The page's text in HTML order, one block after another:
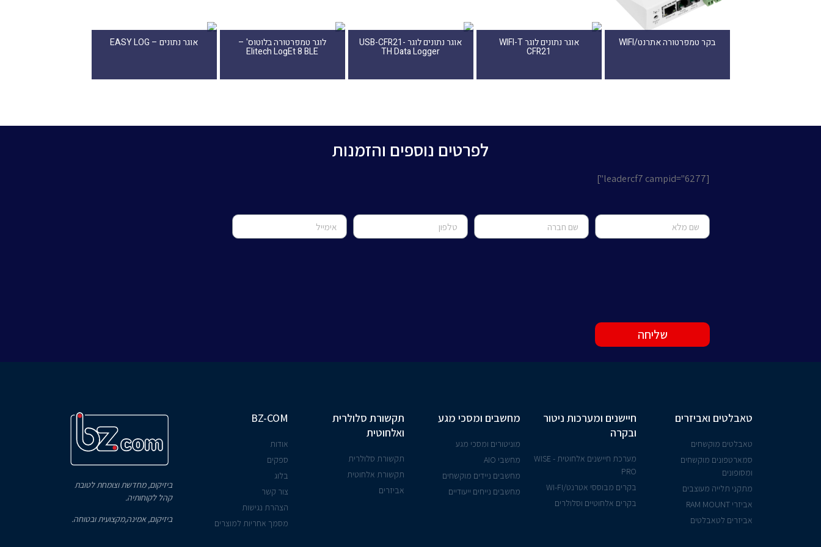
בקר טמפרטורה אתרנט/WIFI אוגר נתונים לוגר WIFI-T
CFR21
אוגר נתונים לוגר USB-CFR21-
TH Data Logger
לוגר טמפרטורה בלוטוס' –
Elitech LogEt 8 BLE
אוגר נתונים – EASY LOG
לפרטים נוספים והזמנות
[leadercf7 campid="6277"]
שליחה
טאבלטים ואביזרים
טאבלטים מוקשחים
סמארטפונים מוקשחים
ומסופונים
מתקני תלייה מעוצבים
אביזרי RAM MOUNT
אביזרים לטאבלטים
חיישנים ומערכות ניטור
ובקרה
מערכת חיישנים אלחוטית - WISE
PRO
בקרים מבוססי אטרנט/WI-FI
בקרים אלחוטיים וסלולרים
מחשבים ומסכי מגע
מוניטורים ומסכי מגע
מחשבי AIO
מחשבים ניידים מוקשחים
מחשבים נייחים ייעודיים
תקשורת סלולרית
ואלחוטית
תקשורת סלולרית
תקשורת אלחוטית
אביזרים
BZ-COM
אודות
ספקים
בלוג
צור קשר
הצהרת נגישות
מסמך אחריות למוצרים
ביזיקום, מחדשת וצומחת לטובת
קהל לקוחותיה.
ביזיקום, אמינה,מקצועית ובטוחה.